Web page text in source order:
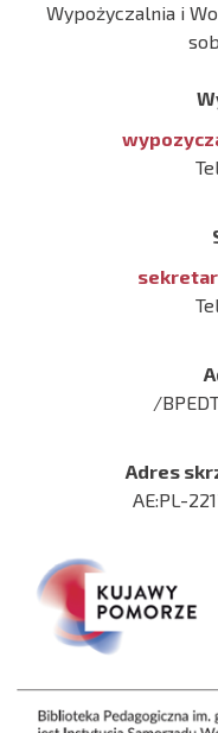
Wypożyczalnia i
/
Adres
AE:PL-